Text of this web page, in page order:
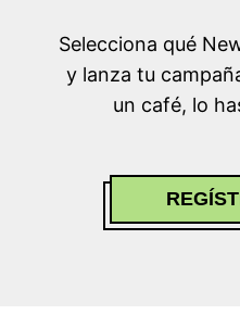
Selecciona qué
y lanza tu
un café, lo